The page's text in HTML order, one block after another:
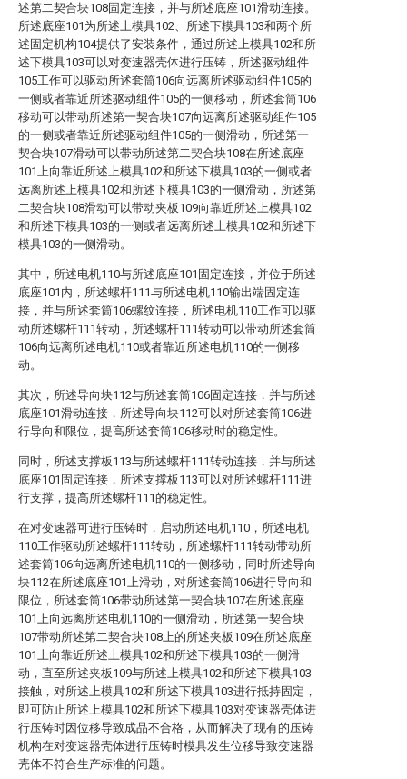
述第二契合块108固定连接，并与所述底座101滑动连接。
所述底座101为所述上模具102、所述下模具103和两个所
述固定机构104提供了安装条件，通过所述上模具102和所
述下模具103可以对变速器壳体进行压铸，所述驱动组件
105工作可以驱动所述套筒106向远离所述驱动组件105的
一侧或者靠近所述驱动组件105的一侧移动，所述套筒106
移动可以带动所述第一契合块107向远离所述驱动组件105
的一侧或者靠近所述驱动组件105的一侧滑动，所述第一
契合块107滑动可以带动所述第二契合块108在所述底座
101上向靠近所述上模具102和所述下模具103的一侧或者
远离所述上模具102和所述下模具103的一侧滑动，所述第
二契合块108滑动可以带动夹板109向靠近所述上模具102
和所述下模具103的一侧或者远离所述上模具102和所述下
模具103的一侧滑动。
其中，所述电机110与所述底座101固定连接，并位于所述
底座101内，所述螺杆111与所述电机110输出端固定连
接，并与所述套筒106螺纹连接，所述电机110工作可以驱
动所述螺杆111转动，所述螺杆111转动可以带动所述套筒
106向远离所述电机110或者靠近所述电机110的一侧移
动。
其次，所述导向块112与所述套筒106固定连接，并与所述
底座101滑动连接，所述导向块112可以对所述套筒106进
行导向和限位，提高所述套筒106移动时的稳定性。
同时，所述支撑板113与所述螺杆111转动连接，并与所述
底座101固定连接，所述支撑板113可以对所述螺杆111进
行支撑，提高所述螺杆111的稳定性。
在对变速器可进行压铸时，启动所述电机110，所述电机
110工作驱动所述螺杆111转动，所述螺杆111转动带动所
述套筒106向远离所述电机110的一侧移动，同时所述导向
块112在所述底座101上滑动，对所述套筒106进行导向和
限位，所述套筒106带动所述第一契合块107在所述底座
101上向远离所述电机110的一侧滑动，所述第一契合块
107带动所述第二契合块108上的所述夹板109在所述底座
101上向靠近所述上模具102和所述下模具103的一侧滑
动，直至所述夹板109与所述上模具102和所述下模具103
接触，对所述上模具102和所述下模具103进行抵持固定，
即可防止所述上模具102和所述下模具103对变速器壳体进
行压铸时因位移导致成品不合格，从而解决了现有的压铸
机构在对变速器壳体进行压铸时模具发生位移导致变速器
壳体不符合生产标准的问题。